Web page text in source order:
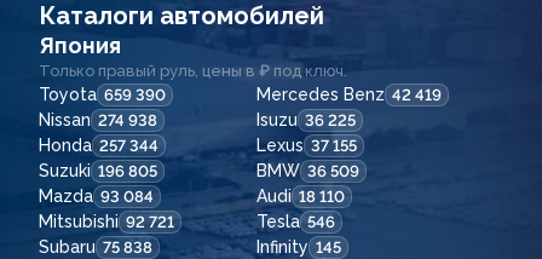
Каталоги автомобилей
Япония
Только правый руль, цены в ₽ под ключ.
Toyota 659 390 Mercedes Benz 42 419
Nissan 274 938 Isuzu 36 225
Honda 257 344 Lexus 37 155
Suzuki 196 805 BMW 36 509
Mazda 93 084 Audi 18 110
Mitsubishi 92 721 Tesla 546
Subaru 75 838 Infinity 145